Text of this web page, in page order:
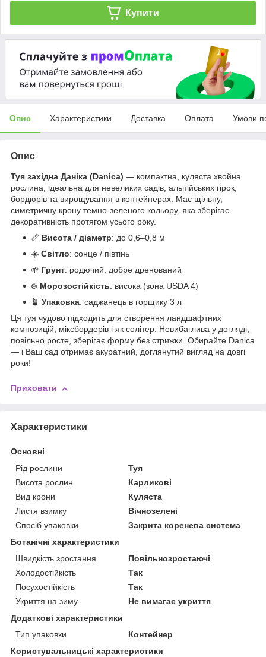
Купити
Опис Характеристики Доставка Оплата Умови
Опис
Туя західна Даніка (Danica) — компактна, куляста хвойна
рослина, ідеальна для невеликих садів, альпійських гірок,
бордюрів та вирощування в контейнерах. Має щільну,
симетричну крону темно-зеленого кольору, яка зберігає
декоративність протягом усього року.
📏 Висота / діаметр: до 0,6–0,8 м
☀️ Світло: сонце / півтінь
🌱 Грунт: родючий, добре дренований
❄️ Морозостійкість: висока (зона USDA 4)
🪴 Упаковка: саджанець в горщику 3 л
Ця туя чудово підходить для створення ландшафтних
композицій, міксбордерів і як солітер. Невибаглива у догляді,
повільно росте, зберігає форму без стрижки. Обирайте Danica
— і Ваш сад отримає акуратний, доглянутий вигляд на довгі
роки!
Приховати
Характеристики
Основні
Рід рослини
Туя
Висота рослин
Карликові
Вид крони
Куляста
Листя взимку
Вічнозелені
Спосіб упаковки
Закрита коренева система
Ботанічні характеристики
Швидкість зростання
Повільнозростаючі
Холодостійкість
Так
Посухостійкість
Так
Укриття на зиму
Не вимагає укриття
Додаткові характеристики
Тип упаковки
Контейнер
Користувальницькі характеристики